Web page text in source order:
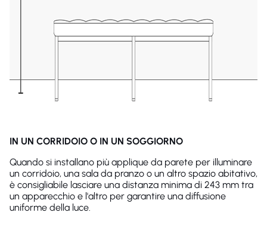
IN UN CORRIDOIO O IN UN SOGGIORNO
Quando si installano più applique da parete per illuminare
un corridoio, una sala da pranzo o un altro spazio abitativo,
è consigliabile lasciare una distanza minima di 243 mm tra
un apparecchio e l'altro per garantire una diffusione
uniforme della luce.